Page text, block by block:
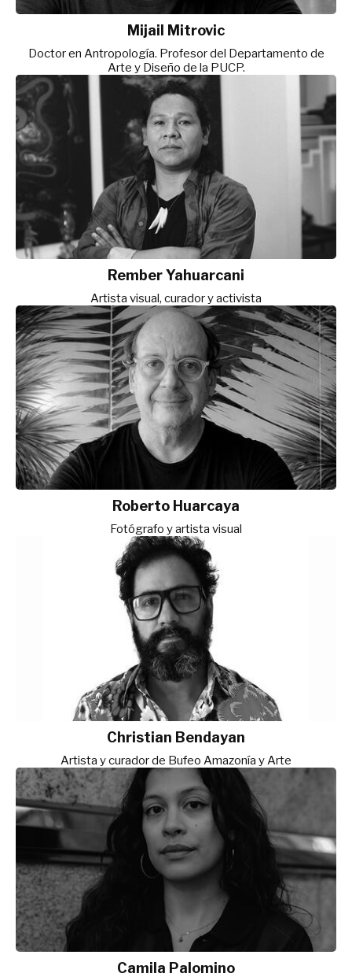
Mijail Mitrovic
Doctor en Antropología. Profesor del Departamento de
Arte y Diseño de la PUCP.
Rember Yahuarcani
Artista visual, curador y activista
Roberto Huarcaya
Fotógrafo y artista visual
Christian Bendayan
Artista y curador de Bufeo Amazonía y Arte
Camila Palomino